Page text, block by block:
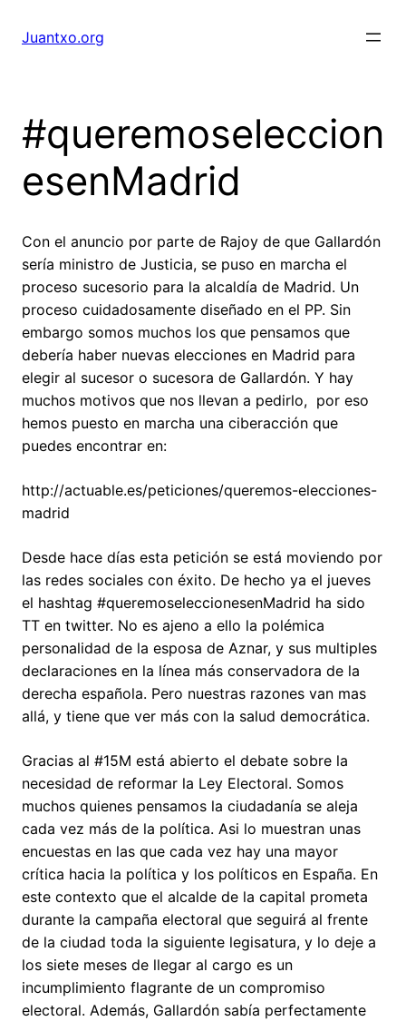
Juantxo.org
#queremoseleccion
esenMadrid
Con el anuncio por parte de Rajoy de que Gallardón
sería ministro de Justicia, se puso en marcha el
proceso sucesorio para la alcaldía de Madrid. Un
proceso cuidadosamente diseñado en el PP. Sin
embargo somos muchos los que pensamos que
debería haber nuevas elecciones en Madrid para
elegir al sucesor o sucesora de Gallardón. Y hay
muchos motivos que nos llevan a pedirlo, por eso
hemos puesto en marcha una ciberacción que
puedes encontrar en:
http://actuable.es/peticiones/queremos-elecciones-
madrid
Desde hace días esta petición se está moviendo por
las redes sociales con éxito. De hecho ya el jueves
el hashtag #queremoseleccionesenMadrid ha sido
TT en twitter. No es ajeno a ello la polémica
personalidad de la esposa de Aznar, y sus multiples
declaraciones en la línea más conservadora de la
derecha española. Pero nuestras razones van mas
allá, y tiene que ver más con la salud democrática.
Gracias al #15M está abierto el debate sobre la
necesidad de reformar la Ley Electoral. Somos
muchos quienes pensamos la ciudadanía se aleja
cada vez más de la política. Asi lo muestran unas
encuestas en las que cada vez hay una mayor
crítica hacia la política y los políticos en España. En
este contexto que el alcalde de la capital prometa
durante la campaña electoral que seguirá al frente
de la ciudad toda la siguiente legisatura, y lo deje a
los siete meses de llegar al cargo es un
incumplimiento flagrante de un compromiso
electoral. Además, Gallardón sabía perfectamente